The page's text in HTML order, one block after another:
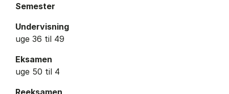
Semester
Undervisning
uge 36 til 49
Eksamen
uge 50 til 4
Reeksamen